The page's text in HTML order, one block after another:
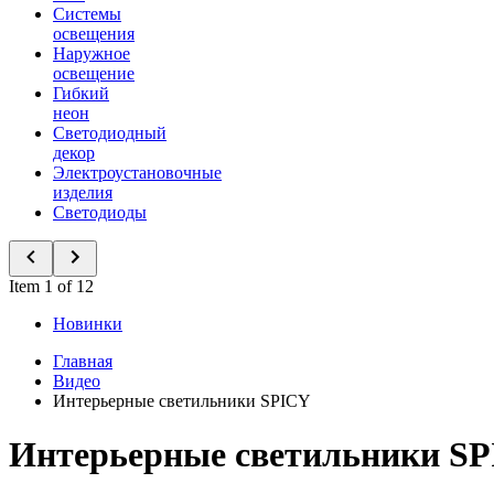
Системы
освещения
Наружное
освещение
Гибкий
неон
Светодиодный
декор
Электроустановочные
изделия
Светодиоды
Item 1 of 12
Новинки
Главная
Видео
Интерьерные светильники SPICY
Интерьерные светильники